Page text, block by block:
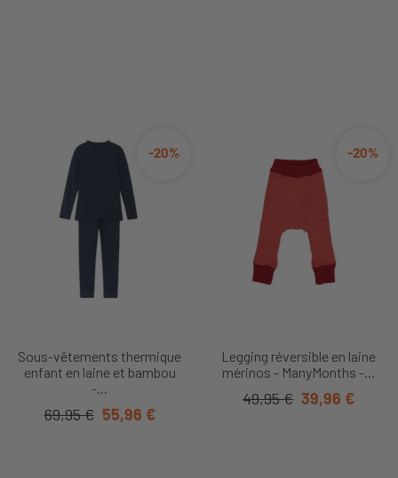
Sous-vêtements thermique
enfant en laine et bambou
-...
-20%
69,95 € 55,96 €
Legging réversible en laine
mérinos - ManyMonths -...
-20%
49,95 € 39,96 €